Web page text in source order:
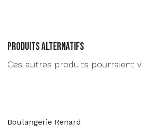
Produits alternatifs
Ces autres produits pourraient
Boulangerie Renard